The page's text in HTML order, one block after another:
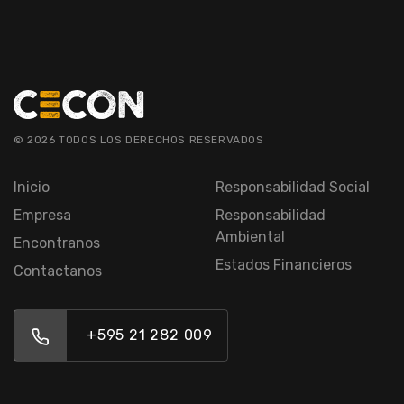
© 2026 TODOS LOS DERECHOS RESERVADOS
Inicio
Empresa
Encontranos
Contactanos
Responsabilidad Social
Responsabilidad
Ambiental
Estados Financieros
+595 21 282 009